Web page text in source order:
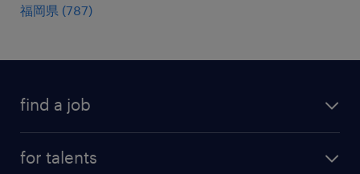
福岡県 (787)
find a job
for talents